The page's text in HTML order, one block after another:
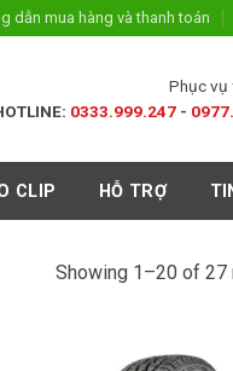
dẫn mua hàng và thanh toán
Phục vụ
0333.999.247 -
CLIP HỖ TRỢ
Showing 1–20 of 27